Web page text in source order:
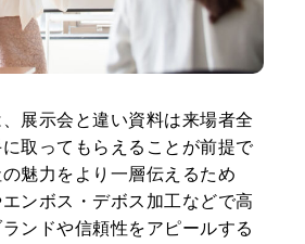
展示会と違い資料は来場者全
取ってもらえることが前提で
魅力をより一層伝えるため
ンボス・デボス加工などで高
ンドや信頼性をアピールする